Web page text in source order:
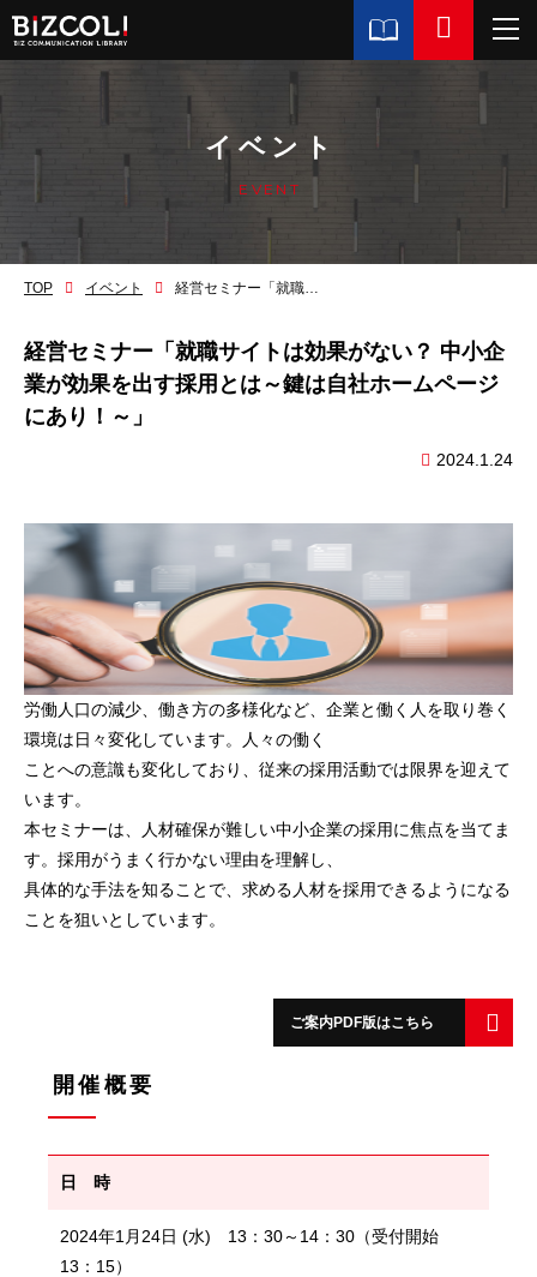
イベント
EVENT
TOP イベント 経営セミナー「就職サイトは効果がない？ 中小企業が効果を出す採用とは～鍵は自社ホームページにあり！～」
経営セミナー「就職サイトは効果がない？ 中小企
業が効果を出す採用とは～鍵は自社ホームページ
にあり！～」
2024.1.24
労働人口の減少、働き方の多様化など、企業と働く人を取り巻く
環境は日々変化しています。人々の働く
ことへの意識も変化しており、従来の採用活動では限界を迎えて
います。
本セミナーは、人材確保が難しい中小企業の採用に焦点を当てま
す。採用がうまく行かない理由を理解し、
具体的な手法を知ることで、求める人材を採用できるようになる
ことを狙いとしています。
ご案内PDF版はこちら
開催概要
日 時
2024年1月24日 (水) 13：30～14：30（受付開始
13：15）